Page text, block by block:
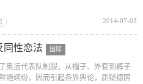
2014-07-03
同性恋法 国际
奥运代表队制服，从帽子、外套到裤子
艳缤纷，因而引起各界舆论，质疑德国